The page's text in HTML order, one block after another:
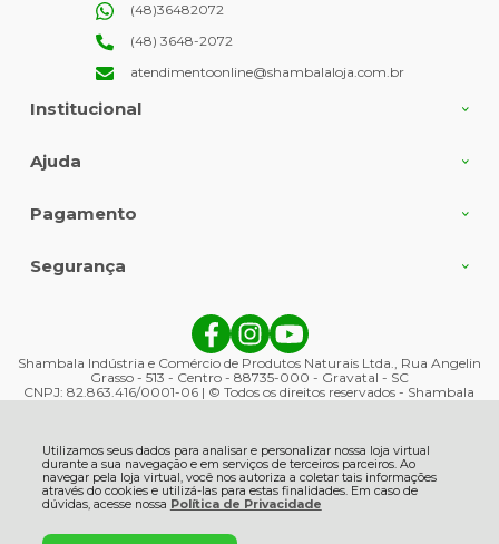
Utilizamos seus dados para analisar e personalizar nossa loja virtual
durante a sua navegação e em serviços de terceiros parceiros. Ao
navegar pela loja virtual, você nos autoriza a coletar tais informações
através do cookies e utilizá-las para estas finalidades. Em caso de
dúvidas, acesse nossa Política de Privacidade
Institucional
Ajuda
(48)36482072
(48) 3648-2072
atendimentoonline@shambalaloja.com.br
Pagamento
Segurança
Shambala Indústria e Comércio de Produtos Naturais Ltda., Rua Angelin
Grasso - 513 - Centro - 88735-000 - Gravatal - SC
CNPJ: 82.863.416/0001-06 | © Todos os direitos reservados - Shambala